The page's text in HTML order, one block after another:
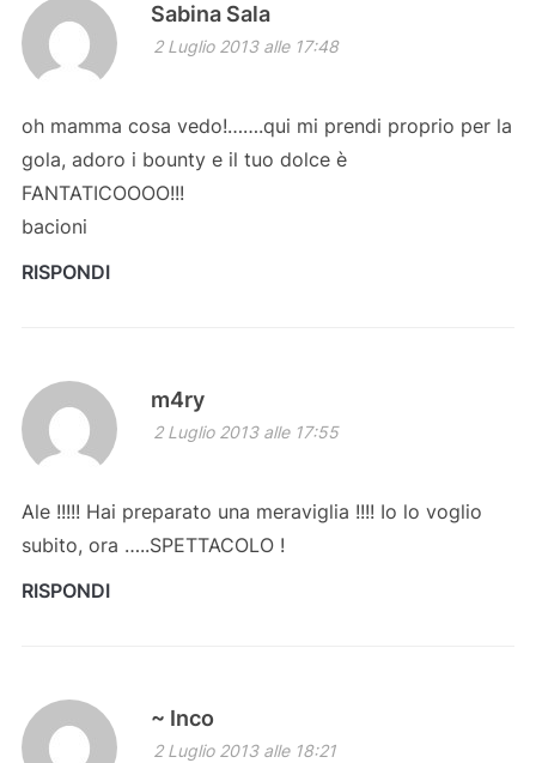
Sabina Sala
2 Luglio 2013 alle 17:48
oh mamma cosa vedo!…….qui mi prendi proprio per la
gola, adoro i bounty e il tuo dolce è
FANTATICOOOO!!!
bacioni
RISPONDI
m4ry
2 Luglio 2013 alle 17:55
Ale !!!!! Hai preparato una meraviglia !!!! Io lo voglio
subito, ora …..SPETTACOLO !
RISPONDI
~ Inco
2 Luglio 2013 alle 18:21